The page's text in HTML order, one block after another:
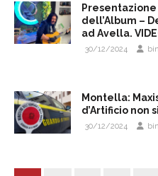
dell’Album –
ad Avella.
30/12/2024
Montella:
d’Artificio non
30/12/2024